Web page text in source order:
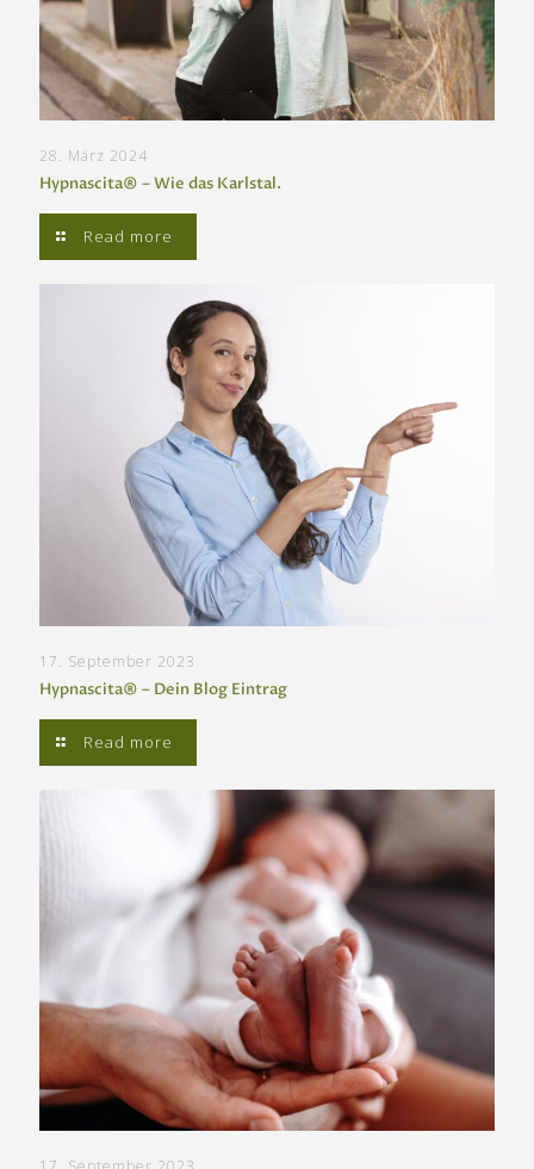
28. März 2024
Hypnascita® – Wie das Karlstal.
Read more
17. September 2023
Hypnascita® – Dein Blog Eintrag
Read more